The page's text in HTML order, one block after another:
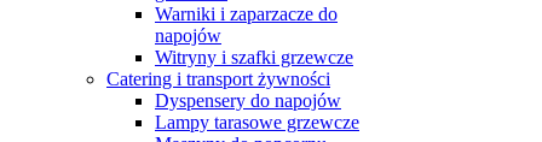
Warniki i zaparzacze do
napojów
Witryny i szafki grzewcze
Catering i transport żywności
Dyspensery do napojów
Lampy tarasowe grzewcze